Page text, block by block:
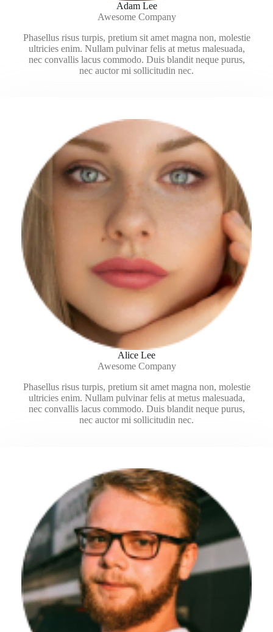
Adam Lee
Awesome Company
Phasellus risus turpis, pretium sit amet magna non, molestie
ultricies enim. Nullam pulvinar felis at metus malesuada,
nec convallis lacus commodo. Duis blandit neque purus,
nec auctor mi sollicitudin nec.
Alice Lee
Awesome Company
Phasellus risus turpis, pretium sit amet magna non, molestie
ultricies enim. Nullam pulvinar felis at metus malesuada,
nec convallis lacus commodo. Duis blandit neque purus,
nec auctor mi sollicitudin nec.